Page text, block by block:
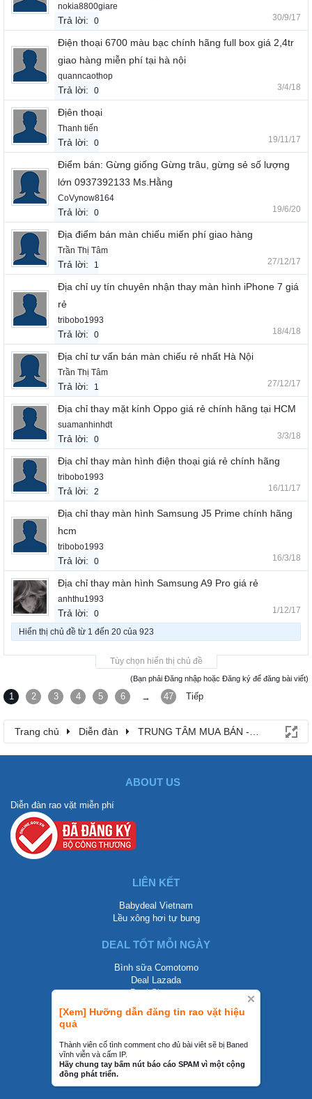
[Xem] Hưỡng dẫn đăng tin rao vặt hiệu
quả
Thành viên cố tình comment cho đủ bài viêt sẽ bị Baned
vĩnh viễn và cấm IP.
Hãy chung tay bấm nút báo cáo SPAM vì một cộng
đồng phát triển.
nokia8800giare
Trả lời: 0 30/9/17
Điện thoại 6700 màu bạc chính hãng full box giá 2,4tr
giao hàng miễn phí tại hà nội
quanncaothop
Trả lời: 0 3/4/18
Địên thoại
Thanh tiến
Trả lời: 0 19/11/17
Điểm bán: Gừng giống Gừng trâu, gừng sẻ số lượng
lớn 0937392133 Ms.Hằng
CoVynow8164
Trả lời: 0 19/6/20
Địa điểm bán màn chiếu miến phí giao hàng
Trần Thị Tâm
Trả lời: 1 27/12/17
Địa chỉ uy tín chuyên nhận thay màn hình iPhone 7 giá
rẻ
tribobo1993
Trả lời: 0 18/4/18
Địa chỉ tư vấn bán màn chiếu rẻ nhất Hà Nội
Trần Thị Tâm
Trả lời: 1 27/12/17
Địa chỉ thay mặt kính Oppo giá rẻ chính hãng tại HCM
suamanhinhdt
Trả lời: 0 3/3/18
Địa chỉ thay màn hình điện thoại giá rẻ chính hãng
tribobo1993
Trả lời: 2 16/11/17
Địa chỉ thay màn hình Samsung J5 Prime chính hãng
hcm
tribobo1993
Trả lời: 0 16/3/18
Địa chỉ thay màn hình Samsung A9 Pro giá rẻ
anhthu1993
Trả lời: 0 1/12/17
Hiển thị chủ đề từ 1 đến 20 của 923
Tùy chọn hiển thị chủ đề
(Bạn phải Đăng nhập hoặc Đăng ký để đăng bài viết)
1 2 3 4 5 6 → 47 Tiếp
Trang chủ Diễn đàn TRUNG TÂM MUA BÁN - RAO VẶT
ABOUT US
Diễn đàn rao vặt miễn phí
LIÊN KẾT
Babydeal Vietnam
Lều xông hơi tự bung
DEAL TỐT MỖI NGÀY
Bình sữa Comotomo
Deal Lazada
Deal Shopee
LIÊN HỆ
0858002468
contact@mraovat.vn